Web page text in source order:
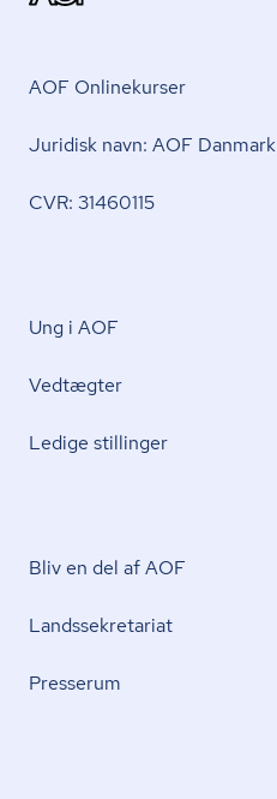
AOF Onlinekurser
Juridisk navn: AOF Danmark
CVR: 31460115
Ung i AOF
Vedtægter
Ledige stillinger
Bliv en del af AOF
Lands­se­kre­ta­ri­at
Presserum